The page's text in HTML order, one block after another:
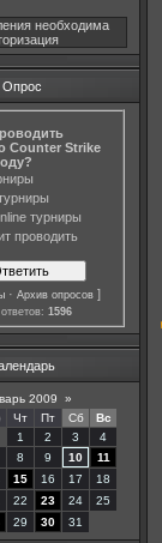
необходима
Опрос
Counter Strike
турниры
проводить
·Архив опросов ]
ответов:1596
2009
»
Чт Пт Сб
Вс
1
2 3
4
8 9 10
11
15 16 17
18
22 23 24
25
29 30 31